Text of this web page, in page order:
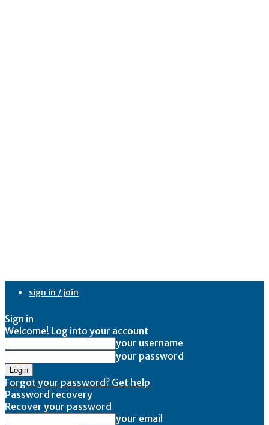
sign in / join
Sign in
Welcome! Log into your account
your username
your password
Forgot your password? Get help
Password recovery
Recover your password
your email